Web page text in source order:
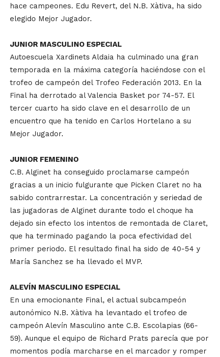
hace campeones. Edu Revert, del N.B. Xàtiva, ha sido
elegido Mejor Jugador.
JUNIOR MASCULINO ESPECIAL
Autoescuela Xardinets Aldaia ha culminado una gran
temporada en la máxima categoría haciéndose con el
trofeo de campeón del Trofeo Federación 2013. En la
Final ha derrotado al Valencia Basket por 74-57. El
tercer cuarto ha sido clave en el desarrollo de un
encuentro que ha tenido en Carlos Hortelano a su
Mejor Jugador.
JUNIOR FEMENINO
C.B. Alginet ha conseguido proclamarse campeón
gracias a un inicio fulgurante que Picken Claret no ha
sabido contrarrestar. La concentración y seriedad de
las jugadoras de Alginet durante todo el choque ha
dejado sin efecto los intentos de remontada de Claret,
que ha terminado pagando la poca efectividad del
primer periodo. El resultado final ha sido de 40-54 y
María Sanchez se ha llevado el MVP.
ALEVÍN MASCULINO ESPECIAL
En una emocionante Final, el actual subcampeón
autonómico N.B. Xàtiva ha levantado el trofeo de
campeón Alevín Masculino ante C.B. Escolapias (66-
59). Aunque el equipo de Richard Prats parecía que por
momentos podía marcharse en el marcador y romper